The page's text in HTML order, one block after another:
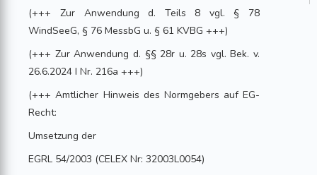
(+++ Zur Anwendung d. Teils 8 vgl. § 78
WindSeeG, § 76 MessbG u. § 61 KVBG +++)
(+++ Zur Anwendung d. §§ 28r u. 28s vgl. Bek. v.
26.6.2024 I Nr. 216a +++)
(+++ Amtlicher Hinweis des Normgebers auf EG-
Recht:
Umsetzung der
EGRL 54/2003 (CELEX Nr: 32003L0054)